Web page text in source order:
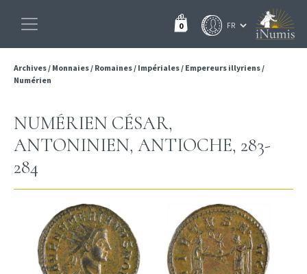
0
Archives/ Monnaies/ Romaines/ Impériales/ Empereurs illyriens/
Numérien
NUMÉRIEN CÉSAR,
ANTONINIEN, ANTIOCHE, 283-
284